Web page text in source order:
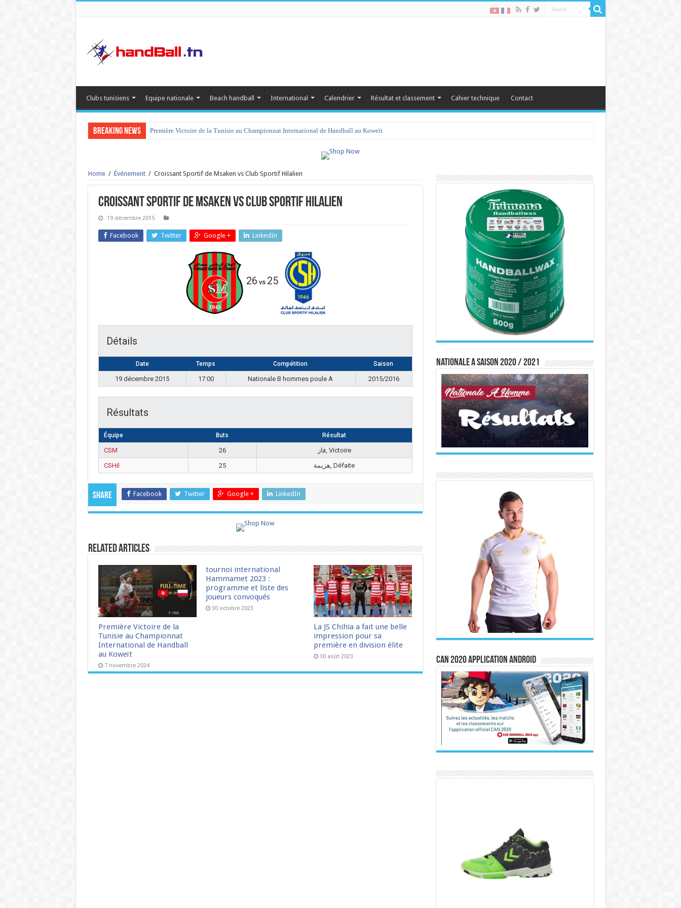
Clubs tunisiens Equipe nationale Beach handball International Calendrier Résultat et classement Cahier technique Contact
Breaking News Première Victoire de la Tunisie au Championnat International de Handball au Koweït
Home / Événement / Croissant Sportif de Msaken vs Club Sportif Hilalien
Croissant Sportif de Msaken vs Club Sportif Hilalien
19 décembre 2015
Facebook Twitter Google + LinkedIn
26 vs 25
Détails
Date Temps Compétition Saison
19 décembre 2015 17:00 Nationale B hommes poule A 2015/2016
Résultats
Équipe Buts Résultat
CSM 26
فاز, Victoire
CSHil
25 هزيمة, Défaite
Share Facebook Twitter Google + LinkedIn
Related Articles
Première Victoire de la
Tunisie au Championnat
International de Handball
au Koweït
7 novembre 2024
tournoi international
Hammamet 2023 :
programme et liste des
joueurs convoqués
30 octobre 2023
La JS Chihia a fait une belle
impression pour sa
première en division élite
30 août 2023
Nationale A saison 2020 / 2021
CAN 2020 Application Android